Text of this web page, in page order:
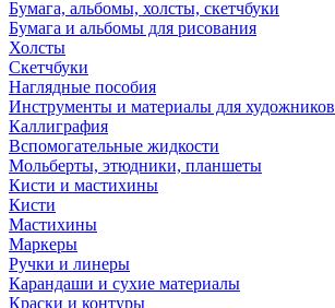
Бумага, альбомы, холсты, скетчбуки
Бумага и альбомы для рисования
Холсты
Скетчбуки
Наглядные пособия
Инструменты и материалы для художников
Каллиграфия
Вспомогательные жидкости
Мольберты, этюдники, планшеты
Кисти и мастихины
Кисти
Мастихины
Маркеры
Ручки и линеры
Карандаши и сухие материалы
Краски и контуры